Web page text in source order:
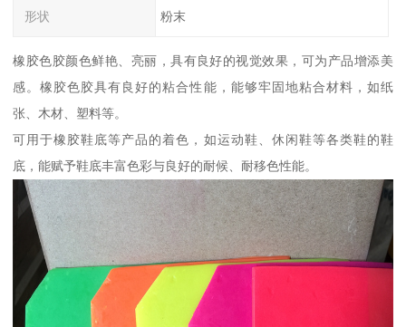
形状 粉末
橡胶色胶颜色鲜艳、亮丽，具有良好的视觉效果，可为产品增添美
感。橡胶色胶具有良好的粘合性能，能够牢固地粘合材料，如纸
张、木材、塑料等。
可用于橡胶鞋底等产品的着色，如运动鞋、休闲鞋等各类鞋的鞋
底，能赋予鞋底丰富色彩与良好的耐候、耐移色性能。